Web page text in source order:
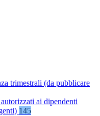
trimestrali (da pubblicare
ai dipendenti
145